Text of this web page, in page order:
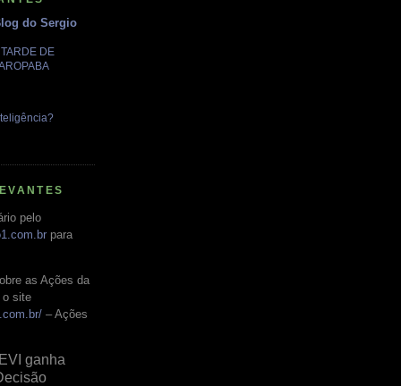
do Sergio
DE
pelo
para
as Ações da
o site
– Ações
ganha